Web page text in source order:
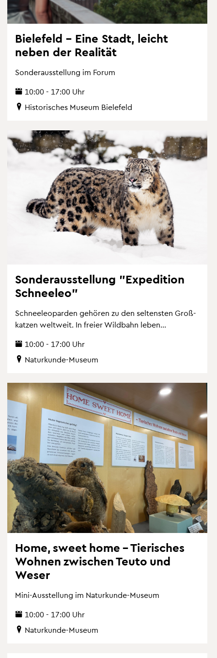
Bie­le­feld – Eine Stadt, leicht
neben der Rea­li­tät
Son­der­aus­stel­lung im Forum
10:00 - 17:00 Uhr
His­to­ri­sches Mu­se­um Bie­le­feld
Son­der­aus­stel­lung "Ex­pe­di­ti­on
Schnee­leo"
Schnee­leo­par­den ge­hö­ren zu den sel­tens­ten Gro­ß­
kat­zen welt­weit. In frei­er Wild­bahn leben...
10:00 - 17:00 Uhr
Na­tur­kun­de-Mu­se­um
Home, sweet home – Tie­ri­sches
Woh­nen zwi­schen Teuto und
Weser
Mini-Aus­stel­lung im Na­tur­kun­de-Mu­se­um
10:00 - 17:00 Uhr
Na­tur­kun­de-Mu­se­um